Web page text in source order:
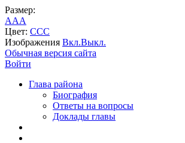
Размер:
AAA
Цвет: CCC
Изображения Вкл.Выкл.
Обычная версия сайта
Войти
Глава района
Биография
Ответы на вопросы
Доклады главы